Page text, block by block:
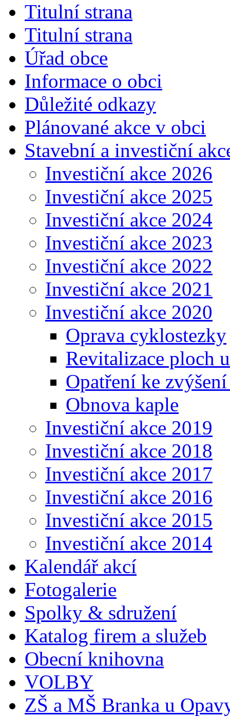
Titulní strana
Titulní strana
Úřad obce
Informace o obci
Důležité odkazy
Plánované akce v obci
Stavební a investiční
Investiční akce 2026
Investiční akce 2025
Investiční akce 2024
Investiční akce 2023
Investiční akce 2022
Investiční akce 2021
Investiční akce 2020
Oprava cyklostezky
Revitalizace ploch
Opatření ke
Obnova kaple
Investiční akce 2019
Investiční akce 2018
Investiční akce 2017
Investiční akce 2016
Investiční akce 2015
Investiční akce 2014
Kalendář akcí
Fotogalerie
Spolky & sdružení
Katalog firem a služeb
Obecní knihovna
VOLBY
ZŠ a MŠ Branka u